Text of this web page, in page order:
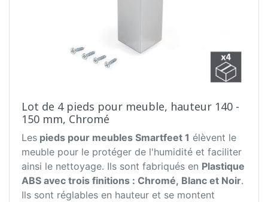
Lot de 4 pieds pour meuble, hauteur 140 -
150 mm, Chromé
Les pieds pour meubles Smartfeet 1 élèvent le
meuble pour le protéger de l'humidité et faciliter
ainsi le nettoyage. Ils sont fabriqués en Plastique
ABS avec trois finitions : Chromé, Blanc et Noir.
Ils sont réglables en hauteur et se montent